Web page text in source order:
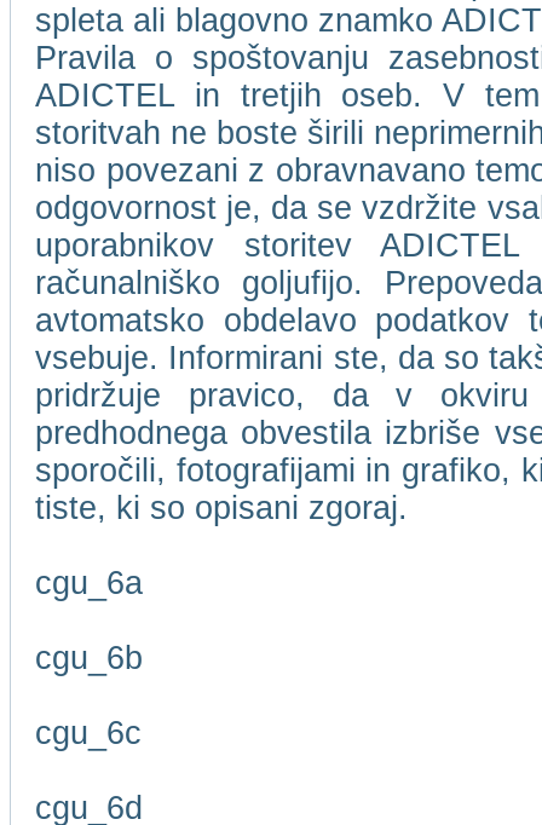
spleta ali blagovno znamko
Pravila o spoštovanju
ADICTEL in tretjih oseb. V
storitvah ne boste širili
niso povezani z obravnavano
odgovornost je, da se vzdržite
uporabnikov storitev
računalniško goljufijo.
avtomatsko obdelavo podatkov
vsebuje. Informirani ste, da so
pridržuje pravico, da v
predhodnega obvestila izbriše
sporočili, fotografijami in grafiko,
tiste, ki so opisani zgoraj.
cgu_6a
cgu_6b
cgu_6c
cgu_6d